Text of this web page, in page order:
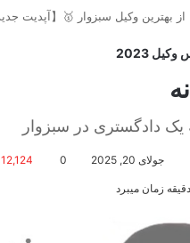
2023
یک دادگستری در سبزوار
ا
جولای 20, 2025 0
12,124